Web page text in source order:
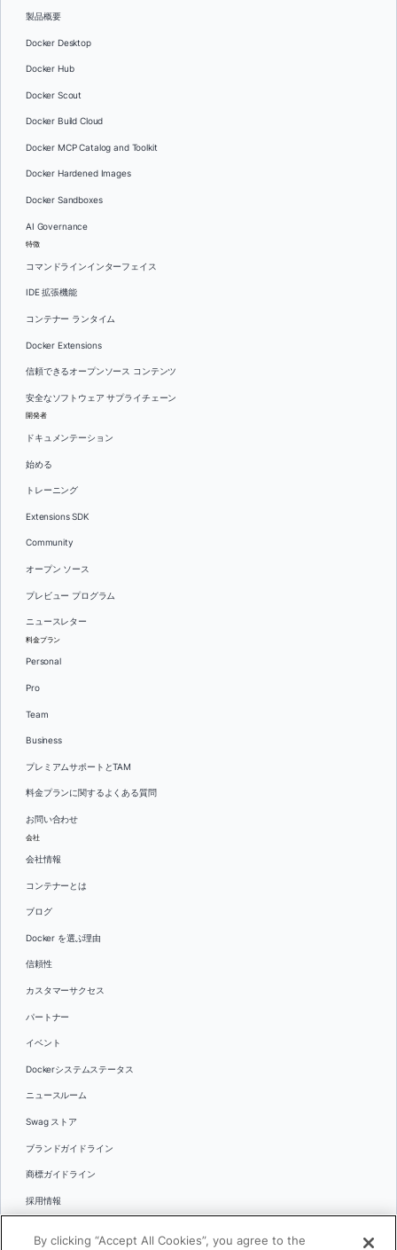
製品概要
Docker Desktop
Docker Hub
Docker Scout
Docker Build Cloud
Docker MCP Catalog and Toolkit
Docker Hardened Images
Docker Sandboxes
AI Governance
特徴
コマンドラインインターフェイス
IDE 拡張機能
コンテナー ランタイム
Docker Extensions
信頼できるオープンソース コンテンツ
安全なソフトウェア サプライチェーン
開発者
ドキュメンテーション
始める
トレーニング
Extensions SDK
Community
オープン ソース
プレビュー プログラム
ニュースレター
料金プラン
Personal
Pro
Team
Business
プレミアムサポートとTAM
料金プランに関するよくある質問
お問い合わせ
会社
会社情報
コンテナーとは
ブログ
Docker を選ぶ理由
信頼性
カスタマーサクセス
パートナー
イベント
Dockerシステムステータス
ニュースルーム
Swag ストア
ブランドガイドライン
商標ガイドライン
採用情報
言語By clicking “Accept All Cookies”, you agree to the